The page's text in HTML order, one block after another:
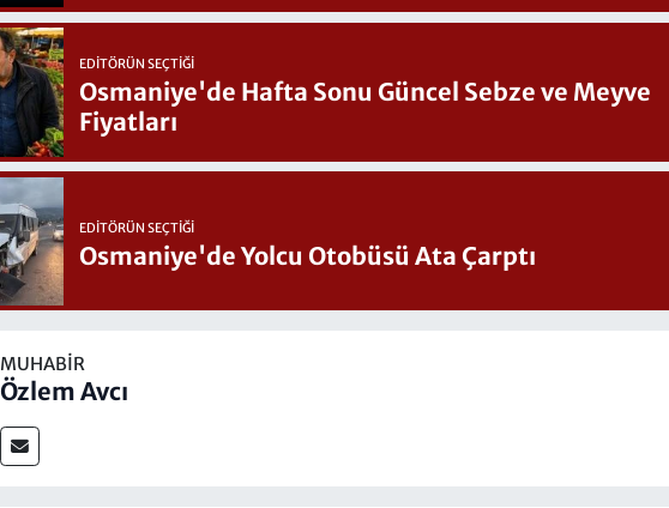
EDITÖRÜN SEÇTIĞI
Osmaniye'de Hafta Sonu Güncel Sebze ve Meyve
Fiyatları
EDITÖRÜN SEÇTIĞI
Osmaniye'de Yolcu Otobüsü Ata Çarptı
MUHABIR
Özlem Avcı